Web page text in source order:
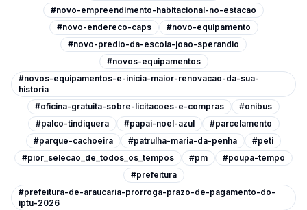
#novo-empreendimento-habitacional-no-estacao
#novo-endereco-caps
#novo-equipamento
#novo-predio-da-escola-joao-sperandio
#novos-equipamentos
#novos-equipamentos-e-inicia-maior-renovacao-da-sua-
historia
#oficina-gratuita-sobre-licitacoes-e-compras
#onibus
#palco-tindiquera
#papai-noel-azul
#parcelamento
#parque-cachoeira
#patrulha-maria-da-penha
#peti
#pior_selecao_de_todos_os_tempos
#pm
#poupa-tempo
#prefeitura
#prefeitura-de-araucaria-prorroga-prazo-de-pagamento-do-
iptu-2026